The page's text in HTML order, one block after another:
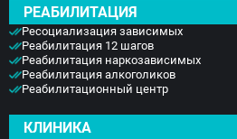
РЕАБИЛИТАЦИЯ
Ресоциализация зависимых
Реабилитация 12 шагов
Реабилитация наркозависимых
Реабилитация алкоголиков
Реабилитационный центр
КЛИНИКА